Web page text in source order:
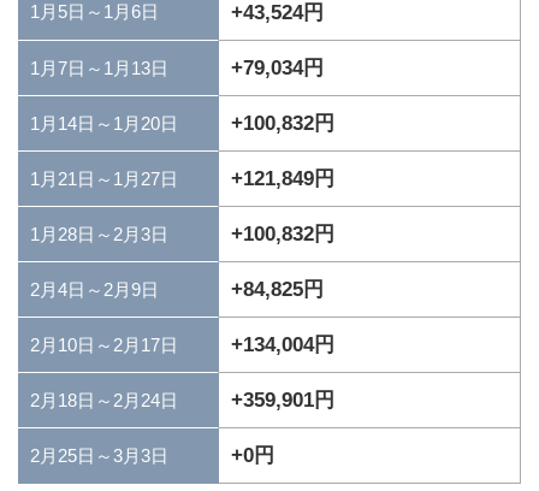
1月5日～1月6日 +43,524円
1月7日～1月13日 +79,034円
1月14日～1月20日 +100,832円
1月21日～1月27日 +121,849円
1月28日～2月3日 +100,832円
2月4日～2月9日 +84,825円
2月10日～2月17日 +134,004円
2月18日～2月24日 +359,901円
2月25日～3月3日 +0円